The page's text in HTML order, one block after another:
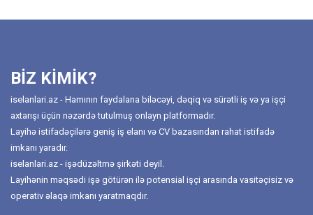
BIZ KIMIK?
iselanlari.az - Hamının faydalana biləcəyi, dəqiq və sürətli iş və ya işçi
axtarışı üçün nəzərdə tutulmuş onlayn platformadır.
Layihə istifadəçilərə geniş iş elanı və CV bazasından rahat istifadə
imkanı yaradır.
iselanlari.az - işədüzəltmə şirkəti deyil.
Layihənin məqsədi işə götürən ilə potensial işçi arasında vasitəçisiz və
operativ əlaqə imkanı yaratmaqdır.